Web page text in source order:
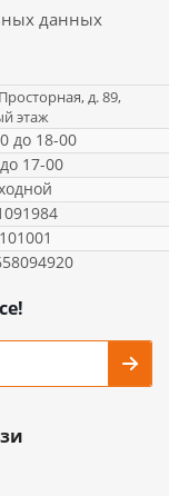
данных
д. 89,
этаж
до 18-00
17-00